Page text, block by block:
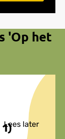
'Op het
Lees later